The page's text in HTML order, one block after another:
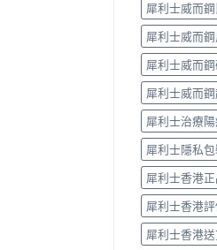
犀利士威而
犀利士威而
犀利士威而
犀利士威而
犀利士治療
犀利士隱私包
犀利士香港正
犀利士香港評
犀利士香港送